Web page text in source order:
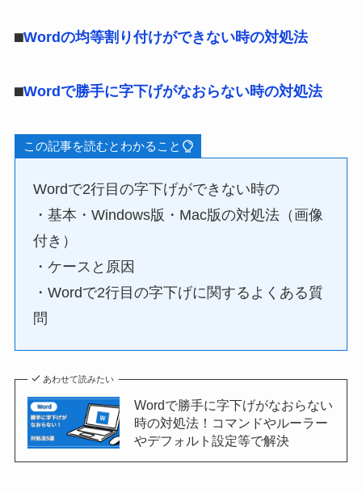
⬛︎Wordの均等割り付けができない時の対処法
⬛︎Wordで勝手に字下げがなおらない時の対処法
この記事を読むとわかること
Wordで2行目の字下げができない時の
・基本・Windows版・Mac版の対処法（画像
付き）
・ケースと原因
・Wordで2行目の字下げに関するよくある質
問
あわせて読みたい
Wordで勝手に字下げがなおらない
時の対処法！コマンドやルーラー
やデフォルト設定等で解決